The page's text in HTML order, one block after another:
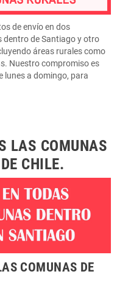
de envío en dos
de Santiago y otro
áreas rurales como
Nuestro compromiso es
lunes a domingo, para
LAS COMUNAS
CHILE.
COMUNAS DE